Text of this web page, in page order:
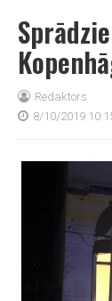
Redaktors
8/10/2019